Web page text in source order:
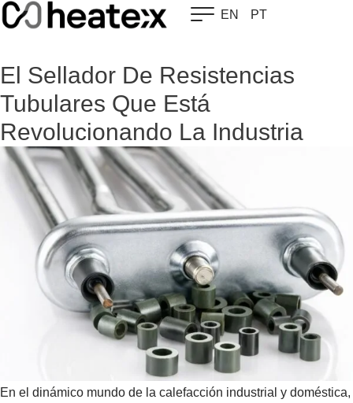
Skip
to
EN PT
El Sellador De Resistencias
Tubulares Que Está
Revolucionando La Industria
En el dinámico mundo de la calefacción industrial y doméstica,